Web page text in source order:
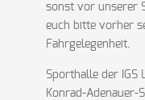
sonst vor unserer
euch bitte vorher
Fahrgelegenheit.
Sporthalle der IGS
Konrad-Adenauer-